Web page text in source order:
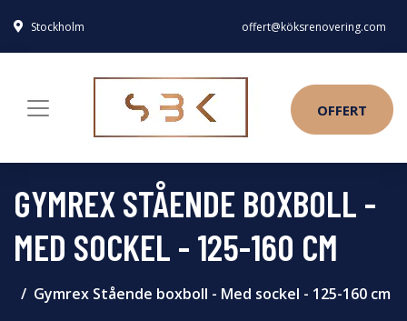
Stockholm offert@köksrenovering.com
OFFERT
GYMREX STÅENDE BOXBOLL -
MED SOCKEL - 125-160 CM
Gymrex Stående boxboll - Med sockel - 125-160 cm